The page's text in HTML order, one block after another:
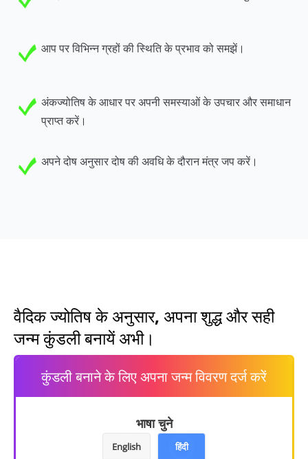
आप पर विभिन्न ग्रहों की स्थिति के प्रभाव को समझें।
अंकज्योतिष के आधार पर अपनी समस्याओं के उपचार और समाधान
प्राप्त करें।
अपने दोष अनुसार दोष की अवधि के दौरान मंत्र जप करें।
वैदिक ज्योतिष के अनुसार, अपना शुद्ध और सही
जन्म कुंडली बनायें अभी।
कुंडली बनाने के लिए अपना जन्म विवरण दर्ज करें
भाषा चुने
English हिंदी